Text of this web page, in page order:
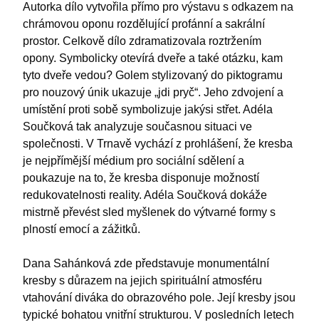
Autorka dílo vytvořila přímo pro výstavu s odkazem na
chrámovou oponu rozdělující profánní a sakrální
prostor. Celkově dílo zdramatizovala roztržením
opony. Symbolicky otevírá dveře a také otázku, kam
tyto dveře vedou? Golem stylizovaný do piktogramu
pro nouzový únik ukazuje „jdi pryč“. Jeho zdvojení a
umístění proti sobě symbolizuje jakýsi střet. Adéla
Součková tak analyzuje současnou situaci ve
společnosti. V Trnavě vychází z prohlášení, že kresba
je nejpřímější médium pro sociální sdělení a
poukazuje na to, že kresba disponuje možností
redukovatelnosti reality. Adéla Součková dokáže
mistrně převést sled myšlenek do výtvarné formy s
plností emocí a zážitků.
Dana Sahánková zde představuje monumentální
kresby s důrazem na jejich spirituální atmosféru
vtahování diváka do obrazového pole. Její kresby jsou
typické bohatou vnitřní strukturou. V posledních letech